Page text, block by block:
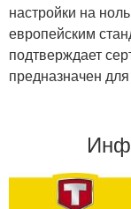
настройки на
европейским
подтверждает
предназначен